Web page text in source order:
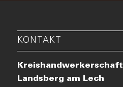
KONTAKT
Kreishandwerkerschaft
Landsberg am Lech